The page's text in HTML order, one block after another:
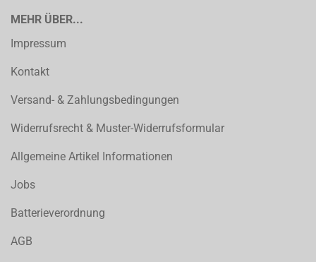
MEHR ÜBER...
Impressum
Kontakt
Versand- & Zahlungsbedingungen
Widerrufsrecht & Muster-Widerrufsformular
Allgemeine Artikel Informationen
Jobs
Batterieverordnung
AGB